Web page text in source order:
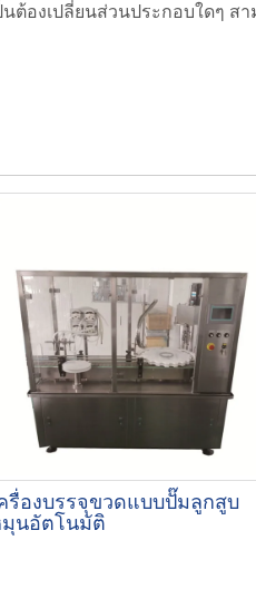
ต้องเปลี่ยนส่วนประกอบใดๆ ส
รื่องบรรจุขวดแบบปั๊มลูกสูบ
นอัตโนมัติ